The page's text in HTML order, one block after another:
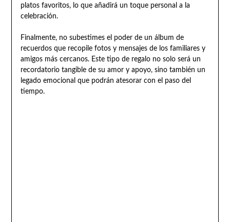
platos favoritos, lo que añadirá un toque personal a la
celebración.
Finalmente, no subestimes el poder de un álbum de
recuerdos que recopile fotos y mensajes de los familiares y
amigos más cercanos. Este tipo de regalo no solo será un
recordatorio tangible de su amor y apoyo, sino también un
legado emocional que podrán atesorar con el paso del
tiempo.